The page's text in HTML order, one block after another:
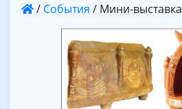
/ События / Мини-